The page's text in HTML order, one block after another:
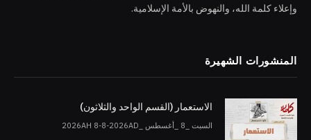
وإعلاء كلمة الله، والنهوض بالأمة الإسلامية.
المنشورات الشهيرة
الاستعمار (القسم الواحد والثلاثون)
السبت _8 _أغسطس _2026AH 8-8-2026AD